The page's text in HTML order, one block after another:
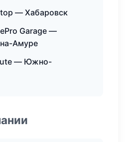
— Хабаровск
Garage —
Амуре
— Южно-